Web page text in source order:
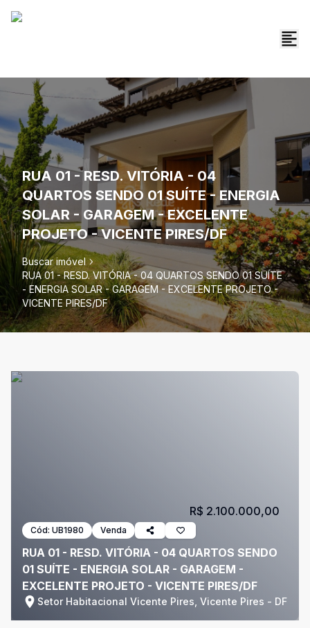
RUA 01 - RESD. VITÓRIA - 04
QUARTOS SENDO 01 SUÍTE - ENERGIA
SOLAR - GARAGEM - EXCELENTE
PROJETO - VICENTE PIRES/DF
Buscar imóvel
RUA 01 - RESD. VITÓRIA - 04 QUARTOS SENDO 01 SUÍTE
- ENERGIA SOLAR - GARAGEM - EXCELENTE PROJETO -
VICENTE PIRES/DF
Cód: UB1980 Venda
RUA 01 - RESD. VITÓRIA - 04 QUARTOS SENDO
01 SUÍTE - ENERGIA SOLAR - GARAGEM -
EXCELENTE PROJETO - VICENTE PIRES/DF
Setor Habitacional Vicente Pires, Vicente Pires - DF
R$ 2.100.000,00